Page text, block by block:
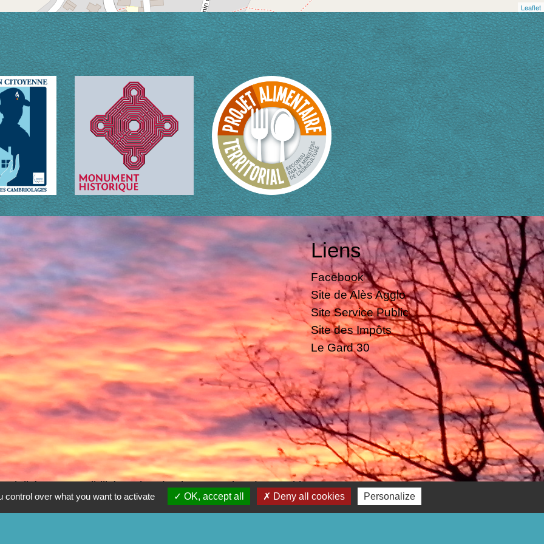
Leaflet
Liens
Facebook
Site de Alès Agglo
Site Service Public
Site des Impôts
Le Gard 30
- Accessibilité - Plan du site - Gestion des cookies
over what you want to activate OK, accept all Deny all cookies Personalize